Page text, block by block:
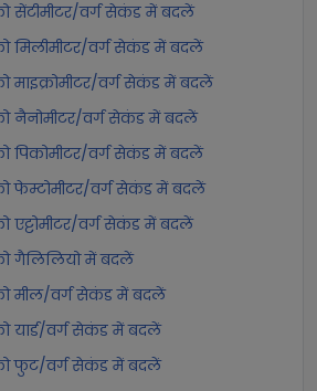
सेंटीमीटर/वर्ग सेकंड में बदलें
मिलीमीटर/वर्ग सेकंड में बदलें
माइक्रोमीटर/वर्ग सेकंड में बदलें
नैनोमीटर/वर्ग सेकंड में बदलें
पिकोमीटर/वर्ग सेकंड में बदलें
फेम्टोमीटर/वर्ग सेकंड में बदलें
एट्टोमीटर/वर्ग सेकंड में बदलें
गैलिलियो में बदलें
मील/वर्ग सेकंड में बदलें
यार्ड/वर्ग सेकंड में बदलें
फुट/वर्ग सेकंड में बदलें